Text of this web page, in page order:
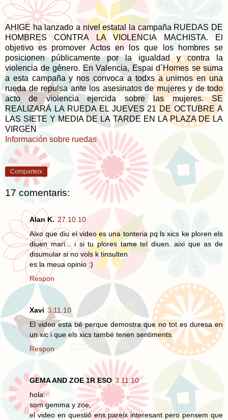
AHIGE ha lanzado a nivel estatal la campaña RUEDAS DE
HOMBRES CONTRA LA VIOLENCIA MACHISTA. El
objetivo es promover Actos en los que los hombres se
posicionen públicamente por la igualdad y contra la
violencia de género. En Valencia, Espai d´Homes se suma
a esta campaña y nos convoca a todxs a unirnos en una
rueda de repulsa ante los asesinatos de mujeres y de todo
acto de violencia ejercida sobre las mujeres. SE
REALIZARÁ LA RUEDA EL JUEVES 21 DE OCTUBRE A
LAS SIETE Y MEDIA DE LA TARDE EN LA PLAZA DE LA
VIRGEN
Información sobre ruedas
Comparteix
17 comentaris:
Alan K. 27.10.10
Aixo que diu el video es una tonteria pq ls xics ke ploren els
diuen mari... i si tu plores tame tel diuen. aixi que as de
disumular si no vols k tinsulten
es la meua opinio :)
Respon
Xavi 3.11.10
El video esta bé perque demostra que no tot es duresa en
un xic i que els xics també tenen sentiments.
Respon
GEMA AND ZOE 1R ESO 3.11.10
hola:
som gemma y zoe,
el video en questió ens pareix interesant pero pensem que